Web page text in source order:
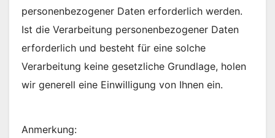
personenbezogener Daten erforderlich werden.
Ist die Verarbeitung personenbezogener Daten
erforderlich und besteht für eine solche
Verarbeitung keine gesetzliche Grundlage, holen
wir generell eine Einwilligung von Ihnen ein.
Anmerkung: